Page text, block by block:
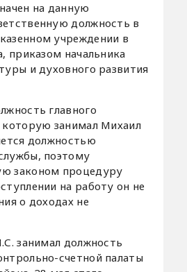
на данную
должность в
учреждении в
приказом начальника
и духовного развития
главного
занимал Михаил
должностью
поэтому
законом процедуру
на работу он не
о доходах не
занимал должность
счетной палаты